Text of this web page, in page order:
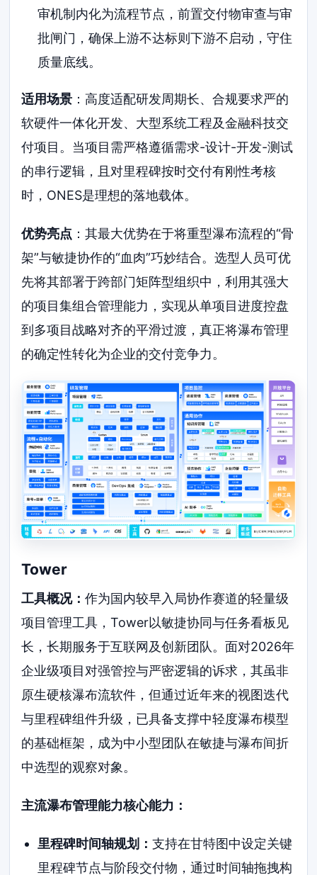
审机制内化为流程节点，前置交付物审查与审
批闸门，确保上游不达标则下游不启动，守住
质量底线。
适用场景 ：高度适配研发周期长、合规要求严的
软硬件一体化开发、大型系统工程及金融科技交
付项目。当项目需严格遵循需求-设计-开发-测试
的串行逻辑，且对里程碑按时交付有刚性考核
时，ONES是理想的落地载体。
优势亮点 ：其最大优势在于将重型瀑布流程的“骨
架”与敏捷协作的“血肉”巧妙结合。选型人员可优
先将其部署于跨部门矩阵型组织中，利用其强大
的项目集组合管理能力，实现从单项目进度控盘
到多项目战略对齐的平滑过渡，真正将瀑布管理
的确定性转化为企业的交付竞争力。
Tower
工具概况：作为国内较早入局协作赛道的轻量级
项目管理工具，Tower以敏捷协同与任务看板见
长，长期服务于互联网及创新团队。面对2026年
企业级项目对强管控与严密逻辑的诉求，其虽非
原生硬核瀑布流软件，但通过近年来的视图迭代
与里程碑组件升级，已具备支撑中轻度瀑布模型
的基础框架，成为中小型团队在敏捷与瀑布间折
中选型的观察对象。
主流瀑布管理能力核心能力：
里程碑时间轴规划： 支持在甘特图中设定关键
里程碑节点与阶段交付物，通过时间轴拖拽构